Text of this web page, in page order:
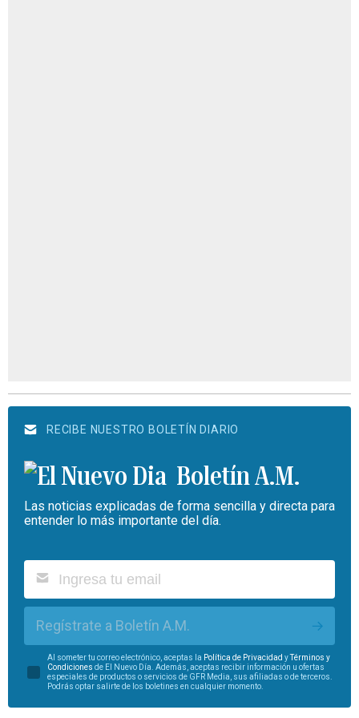
RECIBE NUESTRO BOLETÍN DIARIO
Boletín A.M.
Las noticias explicadas de forma sencilla y directa para
entender lo más importante del día.
Regístrate a Boletín A.M.
Al someter tu correo electrónico, aceptas la Política de Privacidad yTérminos y
Condiciones de El Nuevo Día. Además, aceptas recibir información u ofertas
especiales de productos o servicios de GFR Media, sus afiliadas o de terceros.
Podrás optar salirte de los boletines en cualquier momento.